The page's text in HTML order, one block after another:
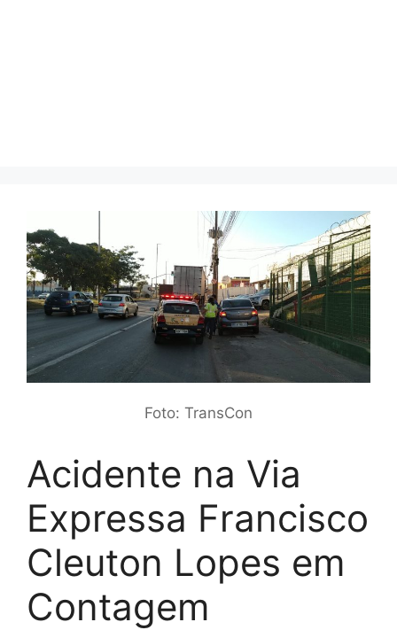
Foto: TransCon
Acidente na Via
Expressa Francisco
Cleuton Lopes em
Contagem